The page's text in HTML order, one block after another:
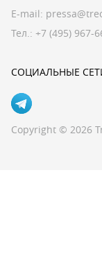
E-mail:
Тел.: +7 (495) 967-
СОЦИАЛЬНЫЕ
Copyright © 2026